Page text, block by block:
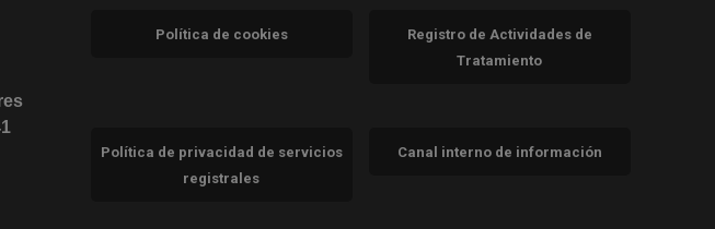
nueva)
en ventana nueva)
(abre en ventana nueva)
Política de cookies
Registro de Actividades de
Tratamiento
Política de privacidad de servicios
registrales
Canal interno de información